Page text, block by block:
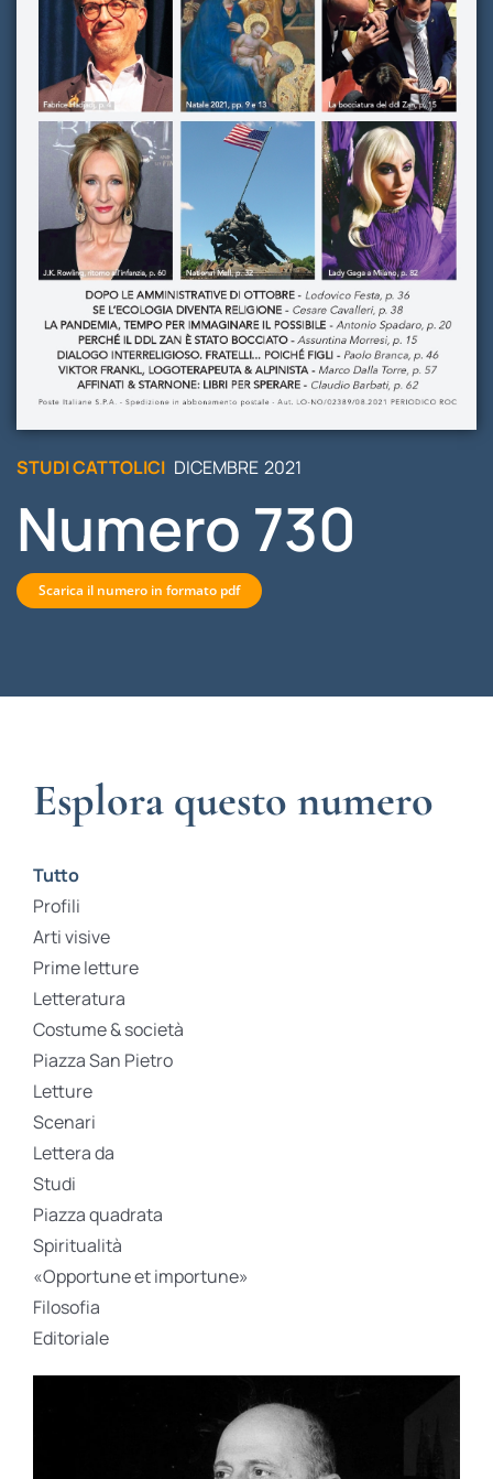
STUDI
RUBRICHE
STUDI CATTOLICI DICEMBRE 2021
Numero 730
Scarica il numero in formato pdf
Esplora questo numero
Tutto
Profili
Arti visive
Prime letture
Letteratura
Costume & società
Piazza San Pietro
Letture
Scenari
Lettera da
Studi
Piazza quadrata
Spiritualità
«Opportune et importune»
Filosofia
Editoriale